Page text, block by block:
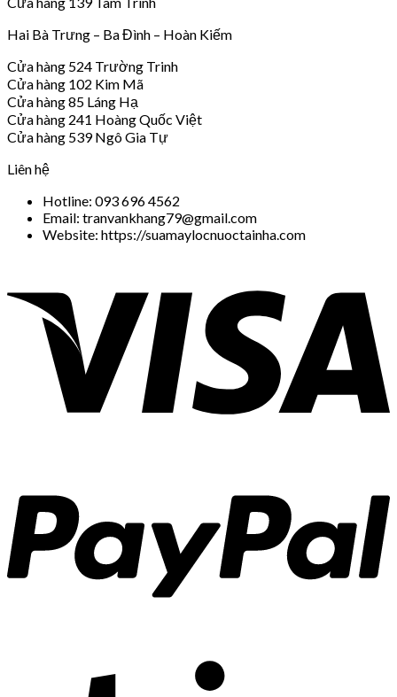
Hai Bà Trưng – Ba Đình – Hoàn Kiếm
Cửa hàng 524 Trường Trinh
Cửa hàng 102 Kim Mã
Cửa hàng 85 Láng Hạ
Cửa hàng 241 Hoàng Quốc Việt
Cửa hàng 539 Ngô Gia Tự
Liên hệ
Hotline: 093 696 4562
Email: tranvankhang79@gmail.com
Website: https://suamaylocnuoctainha.com